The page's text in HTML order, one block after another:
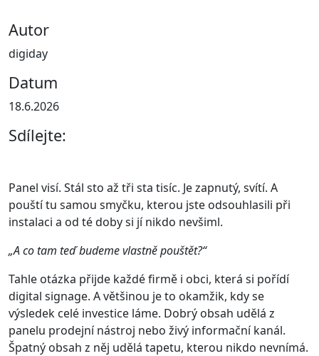
Autor
digiday
Datum
18.6.2026
Sdílejte:
Panel visí. Stál sto až tři sta tisíc. Je zapnutý, svítí. A
pouští tu samou smyčku, kterou jste odsouhlasili při
instalaci a od té doby si jí nikdo nevšiml.
„A co tam teď budeme vlastně pouštět?“
Tahle otázka přijde každé firmě i obci, která si pořídí
digital signage. A většinou je to okamžik, kdy se
výsledek celé investice láme. Dobrý obsah udělá z
panelu prodejní nástroj nebo živý informační kanál.
Špatný obsah z něj udělá tapetu, kterou nikdo nevnímá.